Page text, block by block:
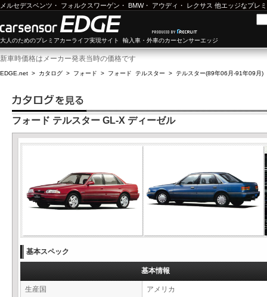
メルセデスベンツ ・ フォルクスワーゲン ・ BMW・ アウディ ・ レクサス 他エッジなプレ
大人のためのプレミアカーライフ実現サイト 輸入車・外車のカーセンサーエッジ
新車時価格はメーカー発表当時の価格です
EDGE.net > カタログ > フォード > フォード テルスター > テルスター(89年06月-91年09月)
フォード テルスター GL-X ディーゼル
基本スペック
基本情報
生産国 アメリカ